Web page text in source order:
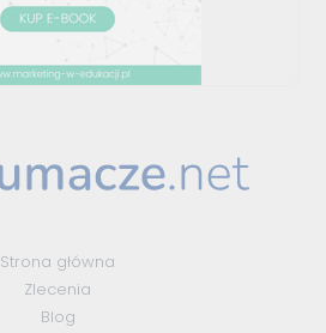
Strona główna
Zlecenia
Blog